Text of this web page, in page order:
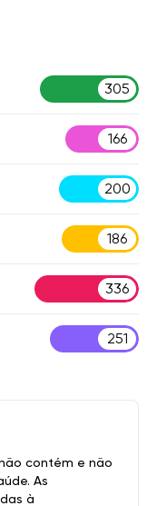
305
166
200
186
336
251
contém e não
As
à